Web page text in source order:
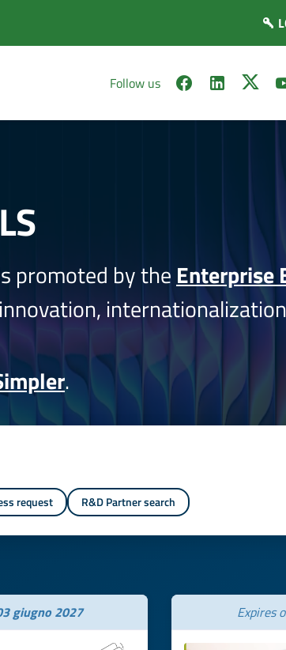
Follow us
promoted by the Enterprise
.
request R&D Partner search
giugno 2027 Expires